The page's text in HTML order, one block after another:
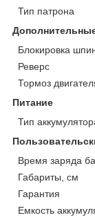
Тип патрона
Блокировка
Реверс
Тормоз
Питание
Тип
Время заряда
Габариты, см
Гарантия
Емкость